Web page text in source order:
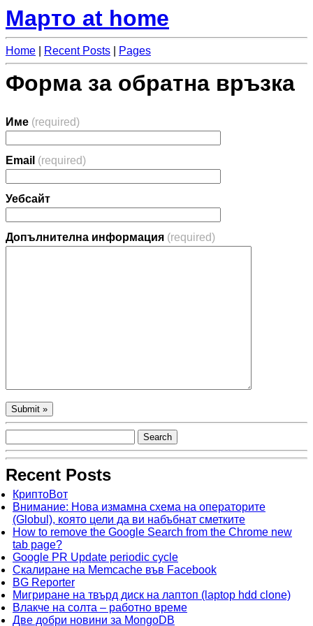
Марто at home
Home Recent Posts Pages
Форма за обратна връзка
Име (required)
Email (required)
Уебсайт
Допълнителна информация (required)
Recent Posts
КриптоВот
Внимание: Нова измамна схема на операторите
(Globul), която цели да ви набъбнат сметките
How to remove the Google Search from the Chrome new
tab page?
Google PR Update periodic cycle
Скалиране на Memcache във Facebook
BG Reporter
Мигриране на твърд диск на лаптоп (laptop hdd clone)
Влакче на солта – работно време
Две добри новини за MongoDB